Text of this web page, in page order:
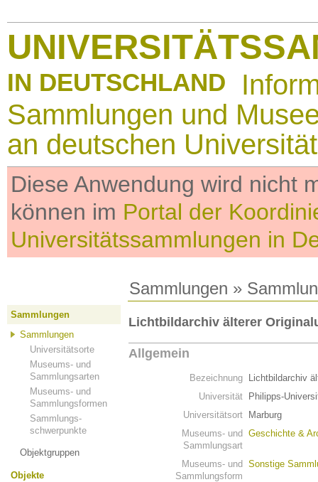
IN DEUTSCHLAND
Sammlungen und
an deutschen
Diese Anwendung wird nicht
können im Portal der
Universitätssammlungen in
Sammlungen »
Sammlungen
Sammlungen
Universitätsorte
Museums- und
Sammlungsarten
Museums- und
Sammlungsformen
Sammlungs-
schwerpunkte
Objektgruppen
Objekte
Lichtbildarchiv älterer
Allgemein
Bezeichnung
Lichtbildarchiv
Universität
Philipps-
Universitätsort
Marburg
Museums- und
Sammlungsart
Geschichte &
Museums- und
Sammlungsform
Sonstige